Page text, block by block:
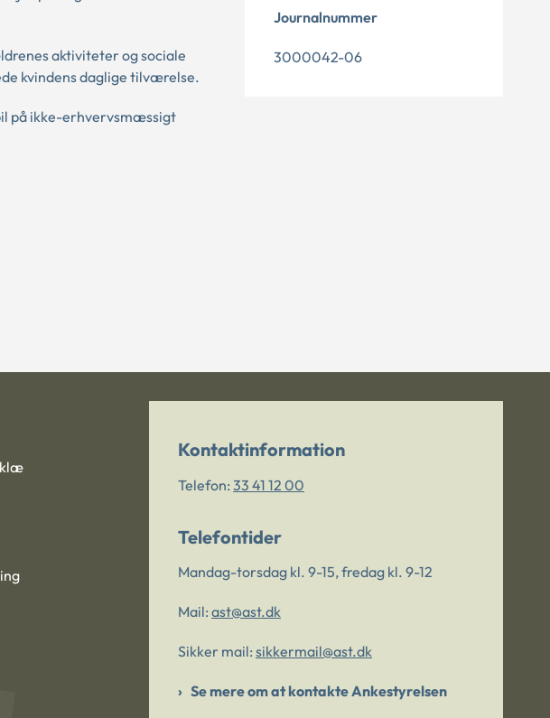
aktiviteter og sociale
kvindens daglige tilværelse.
på ikke-erhvervsmæssigt
Journalnummer
3000042-06
Kontaktinformation
Telefon: 33 41 12 00
Telefontider
Mandag-torsdag kl. 9-15, fredag kl. 9-12
Mail: ast@ast.dk
Sikker mail: sikkermail@ast.dk
Se mere om at kontakte Ankestyrelsen